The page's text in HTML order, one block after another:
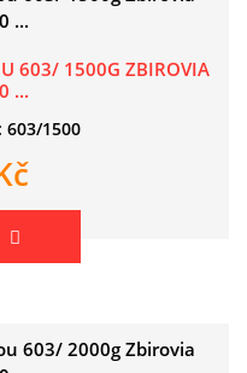
603/ 1500G ZBIROVIA
...
1500